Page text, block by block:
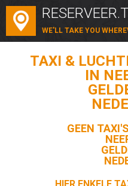
WE'LL TAKE YOU
TAXI &
IN
GEEN